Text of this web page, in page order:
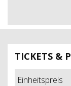
TICKETS &
Einheitspreis